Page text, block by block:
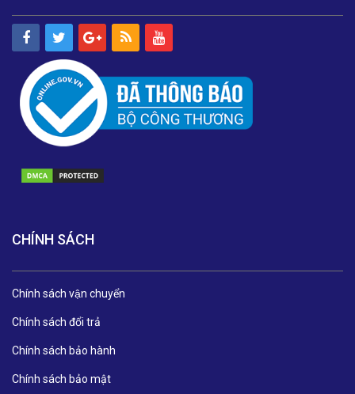
CHÍNH SÁCH
Chính sách vận chuyển
Chính sách đổi trả
Chính sách bảo hành
Chính sách bảo mật